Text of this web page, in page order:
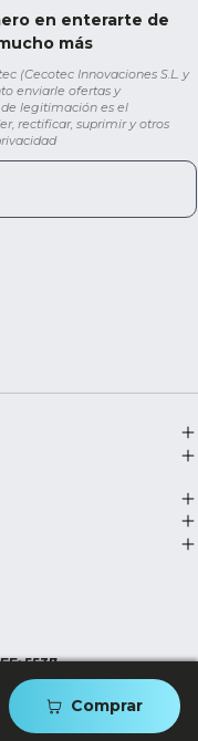
Comprar
en enterarte de
más
(Cecotec Innovaciones S.L. y
enviarle ofertas y
legitimación es el
rectificar, suprimir y otros
5537